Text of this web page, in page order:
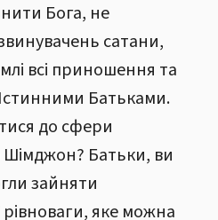
Бога, не
сатани,
всі приношення та
Батьками.
до сфери
Батьки, ви
зайняти
рівноваги, яке можна